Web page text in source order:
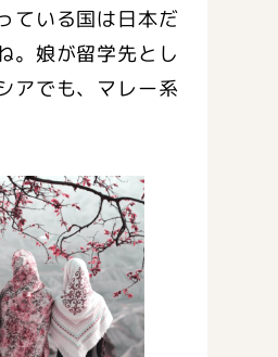
ている国は日本だ
。娘が留学先とし
アでも、マレー系